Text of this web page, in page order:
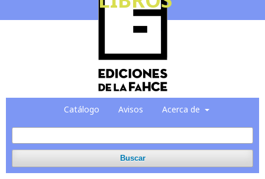
Catálogo Avisos Acerca de
Buscar